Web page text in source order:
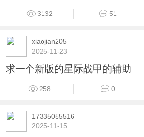
3132 51
xiaojian205
2025-11-23
求一个新版的星际战甲的辅助
258 0
17335055516
2025-11-15